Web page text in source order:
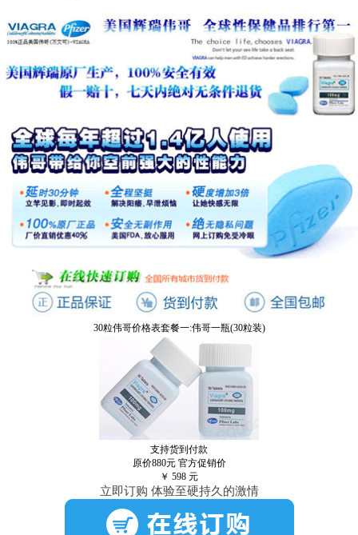
30粒伟哥价格表套餐一:伟哥一瓶(30粒装)
支持货到付款
原价880元 官方促销价
￥ 598 元
立即订购 体验至硬持久的激情